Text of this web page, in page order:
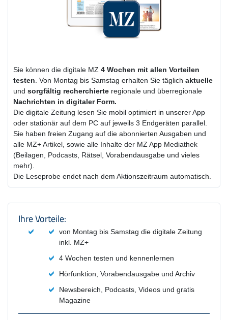
Sie können die digitale MZ 4 Wochen mit allen Vorteilen
testen. Von Montag bis Samstag erhalten Sie täglich aktuelle
und sorgfältig recherchierte regionale und überregionale
Nachrichten in digitaler Form.
Die digitale Zeitung lesen Sie mobil optimiert in unserer App
oder stationär auf dem PC auf jeweils 3 Endgeräten parallel.
Sie haben freien Zugang auf die abonnierten Ausgaben und
alle MZ+ Artikel, sowie alle Inhalte der MZ App Mediathek
(Beilagen, Podcasts, Rätsel, Vorabendausgabe und vieles
mehr).
Die Leseprobe endet nach dem Aktionszeitraum automatisch.
Produktzusammenfassung und
Ihre Vorteile:
von Montag bis Samstag die digitale Zeitung
inkl. MZ+
4 Wochen testen und kennenlernen
Hörfunktion, Vorabendausgabe und Archiv
Newsbereich, Podcasts, Videos und gratis
Magazine